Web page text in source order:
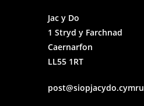
Jac y Do
1 Stryd y Farchnad
Caernarfon
LL55 1RT
post@siopjacydo.cymru